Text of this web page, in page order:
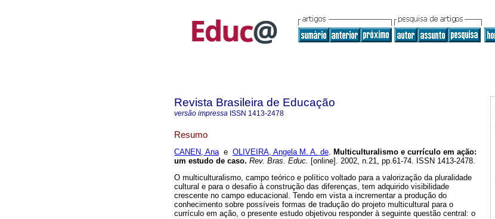
Revista Brasileira de Educação
versão impressa ISSN 1413-2478
Resumo
CANEN, Anae OLIVEIRA, Angela M. A. de. Multiculturalismo e currículo em ação:
um estudo de caso. Rev. Bras. Educ. [online]. 2002, n.21, pp.61-74. ISSN 1413-2478.
O multiculturalismo, campo teórico e político voltado para a valorização da pluralidade
cultural e para o desafio à construção das diferenças, tem adquirido visibilidade
crescente no campo educacional. Tendo em vista a incrementar a produção do
conhecimento sobre possíveis formas de tradução do projeto multicultural para o
currículo em ação, o presente estudo objetivou responder à seguinte questão central: o